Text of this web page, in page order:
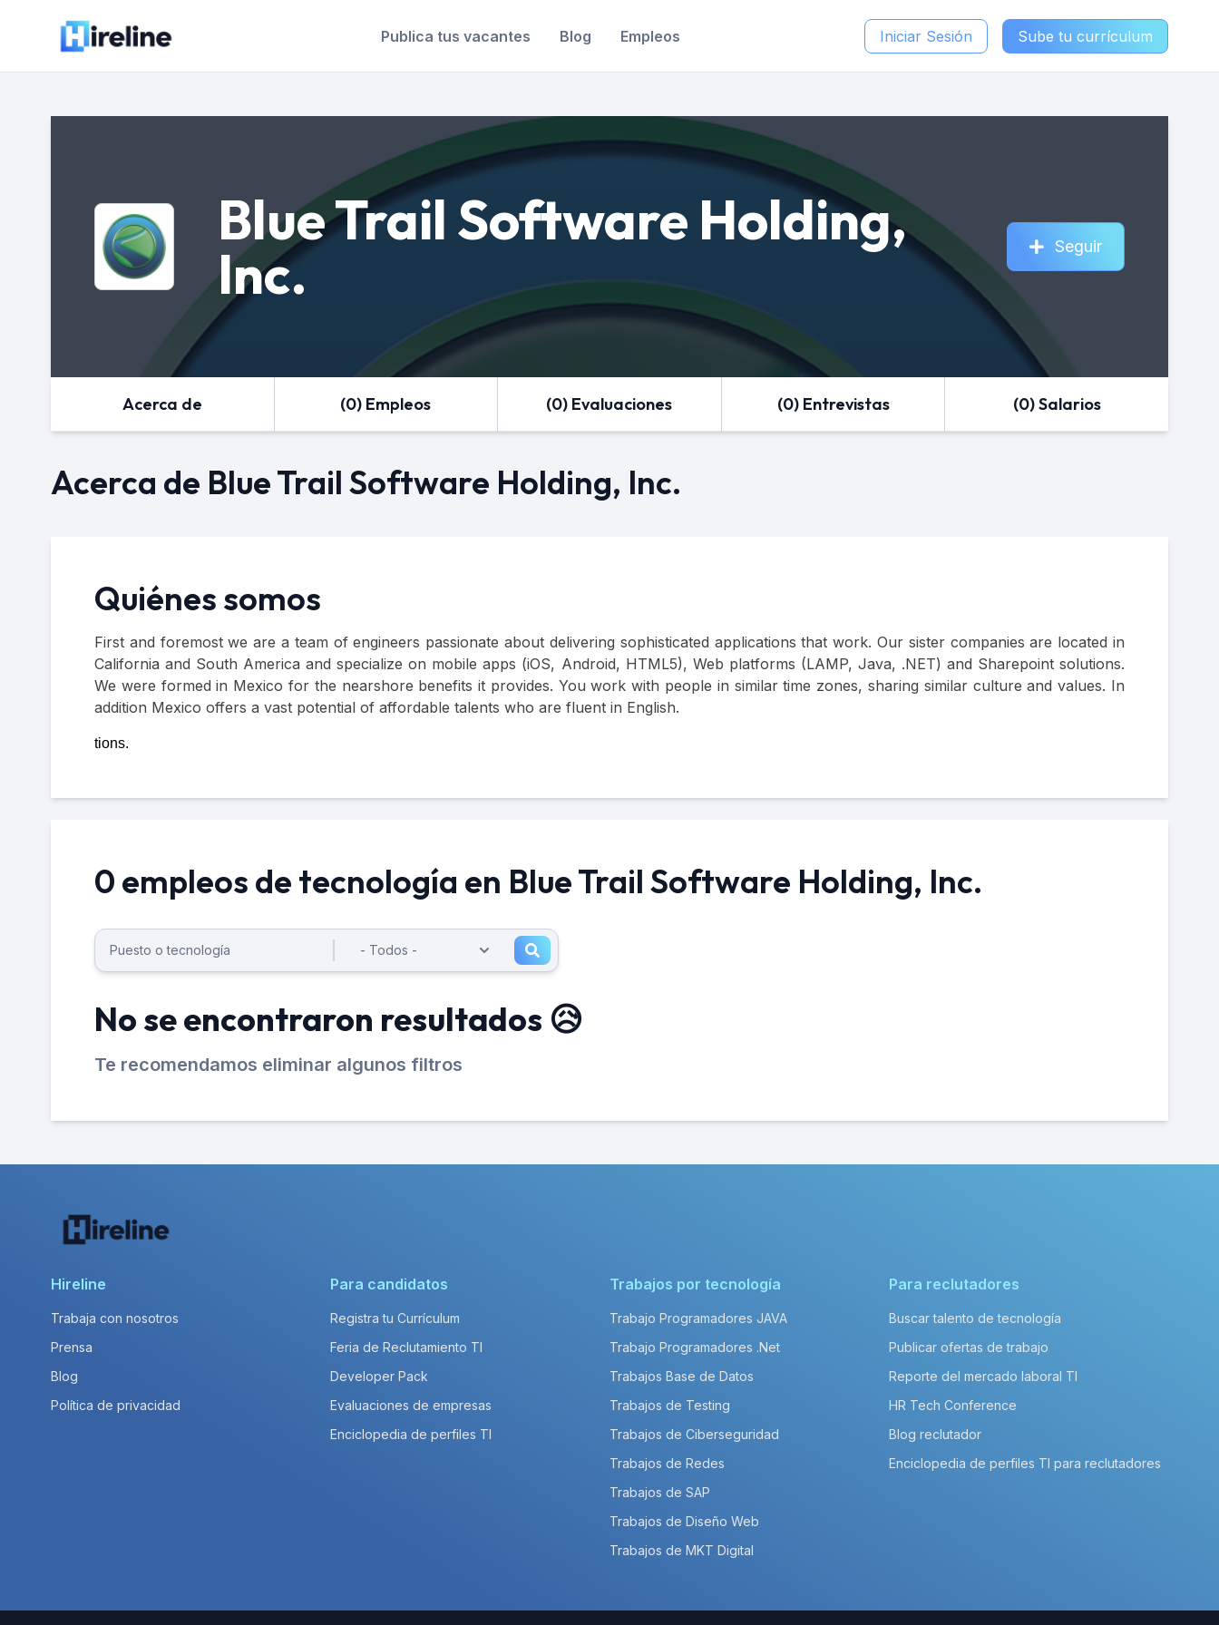
Publica tus vacantes Blog Empleos Iniciar Sesión Sube tu currículum
Blue Trail Software Holding,
Inc. Seguir
Acerca de (0) Empleos (0) Evaluaciones (0) Entrevistas (0) Salarios
Acerca de Blue Trail Software Holding, Inc.
Quiénes somos
First and foremost we are a team of engineers passionate about delivering sophisticated applications that work. Our sister companies are located in
California and South America and specialize on mobile apps (iOS, Android, HTML5), Web platforms (LAMP, Java, .NET) and Sharepoint solutions.
We were formed in Mexico for the nearshore benefits it provides. You work with people in similar time zones, sharing similar culture and values. In
addition Mexico offers a vast potential of affordable talents who are fluent in English.
tions.
0 empleos de tecnología en Blue Trail Software Holding, Inc.
No se encontraron resultados 😥
Te recomendamos eliminar algunos filtros
Hireline
Trabaja con nosotros
Prensa
Blog
Política de privacidad
Para candidatos
Registra tu Currículum
Feria de Reclutamiento TI
Developer Pack
Evaluaciones de empresas
Enciclopedia de perfiles TI
Trabajos por tecnología
Trabajo Programadores JAVA
Trabajo Programadores .Net
Trabajos Base de Datos
Trabajos de Testing
Trabajos de Ciberseguridad
Trabajos de Redes
Trabajos de SAP
Trabajos de Diseño Web
Trabajos de MKT Digital
Para reclutadores
Buscar talento de tecnología
Publicar ofertas de trabajo
Reporte del mercado laboral TI
HR Tech Conference
Blog reclutador
Enciclopedia de perfiles TI para reclutadores